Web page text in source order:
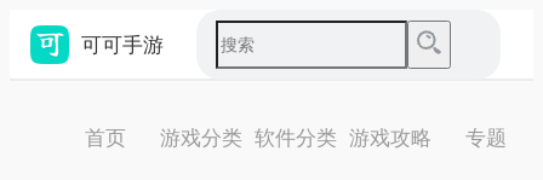
可可手游
首页 游戏分类 软件分类 游戏攻略 专题